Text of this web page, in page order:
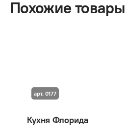
Похожие товары
Кухня Флорида
арт. 0177